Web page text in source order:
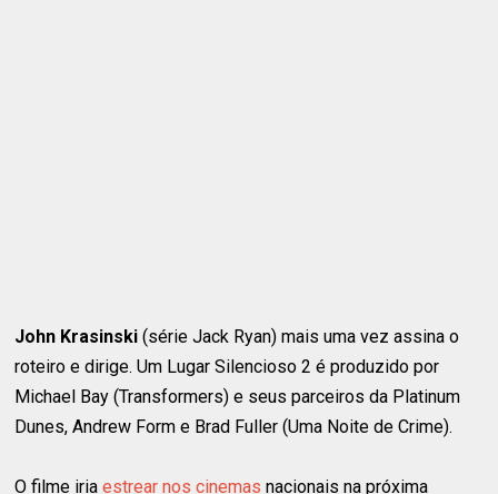
John Krasinski(série Jack Ryan) mais uma vez assina o
roteiro e dirige. Um Lugar Silencioso 2 é produzido por
Michael Bay (Transformers) e seus parceiros da Platinum
Dunes, Andrew Form e Brad Fuller (Uma Noite de Crime).
O filme iriaestrear nos cinemas nacionais na próxima